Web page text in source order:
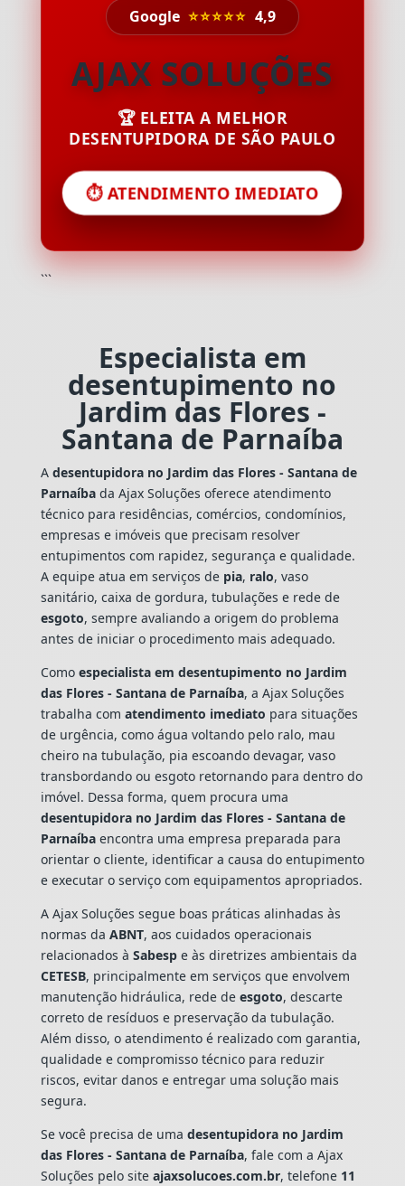
Google ⭐⭐⭐⭐⭐ 4,9
AJAX SOLUÇÕES
🏆 ELEITA A MELHOR
DESENTUPIDORA DE SÃO PAULO
⏱️ ATENDIMENTO IMEDIATO
```
Especialista em
desentupimento no
Jardim das Flores -
Santana de Parnaíba
A desentupidora no Jardim das Flores - Santana de
Parnaíbada Ajax Soluções oferece atendimento
técnico para residências, comércios, condomínios,
empresas e imóveis que precisam resolver
entupimentos com rapidez, segurança e qualidade.
A equipe atua em serviços de pia, ralo, vaso
sanitário, caixa de gordura, tubulações e rede de
esgoto, sempre avaliando a origem do problema
antes de iniciar o procedimento mais adequado.
Como especialista em desentupimento no Jardim
das Flores - Santana de Parnaíba, a Ajax Soluções
trabalha com atendimento imediato para situações
de urgência, como água voltando pelo ralo, mau
cheiro na tubulação, pia escoando devagar, vaso
transbordando ou esgoto retornando para dentro do
imóvel. Dessa forma, quem procura uma
desentupidora no Jardim das Flores - Santana de
Parnaíbaencontra uma empresa preparada para
orientar o cliente, identificar a causa do entupimento
e executar o serviço com equipamentos apropriados.
A Ajax Soluções segue boas práticas alinhadas às
normas da ABNT, aos cuidados operacionais
relacionados à Sabespe às diretrizes ambientais da
CETESB, principalmente em serviços que envolvem
manutenção hidráulica, rede de esgoto, descarte
correto de resíduos e preservação da tubulação.
Além disso, o atendimento é realizado com garantia,
qualidade e compromisso técnico para reduzir
riscos, evitar danos e entregar uma solução mais
segura.
Se você precisa de uma desentupidora no Jardim
das Flores - Santana de Parnaíba, fale com a Ajax
Soluções pelo site ajaxsolucoes.com.br, telefone 11